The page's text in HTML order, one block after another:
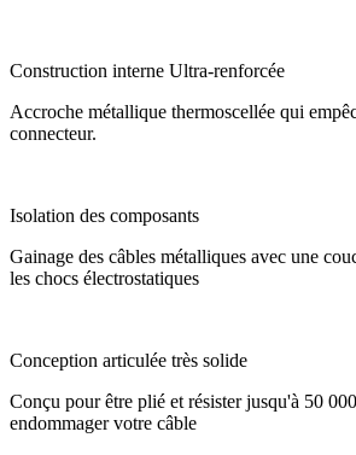
Construction interne Ultra-renforcée
Accroche métallique thermoscellée qui
connecteur.
Isolation des composants
Gainage des câbles métalliques avec une
les chocs électrostatiques
Conception articulée très solide
Conçu pour être plié et résister jusqu'à 50
endommager votre câble